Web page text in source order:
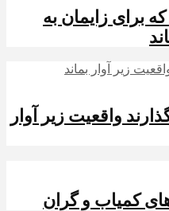
برای زایمان به
واقعیت زیر آوار
کمیاب و گران